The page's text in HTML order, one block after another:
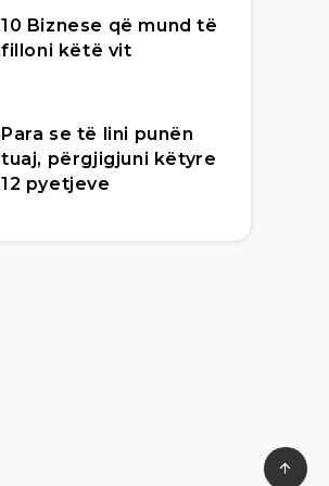
10 Biznese që mund të
filloni këtë vit
Para se të lini punën
tuaj, përgjigjuni këtyre
12 pyetjeve